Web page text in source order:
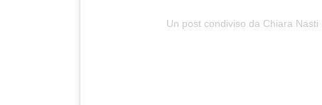
Un post condiviso da Chiara Nasti